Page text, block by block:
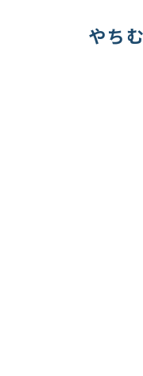
やち